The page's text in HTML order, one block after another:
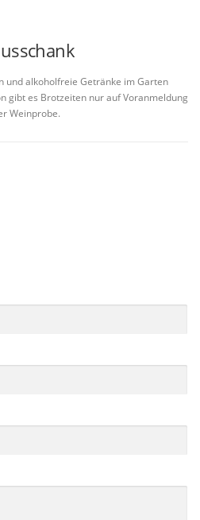
und alkoholfreie Getränke im Garten
gibt es Brotzeiten nur auf Voranmeldung
Weinprobe.